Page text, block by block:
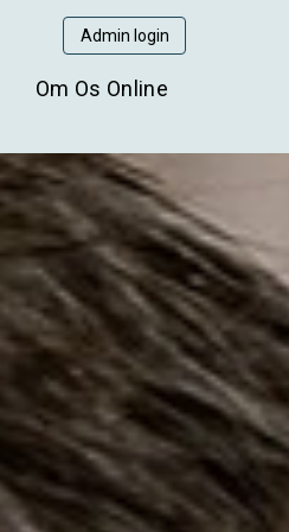
Admin login
Om Os Online